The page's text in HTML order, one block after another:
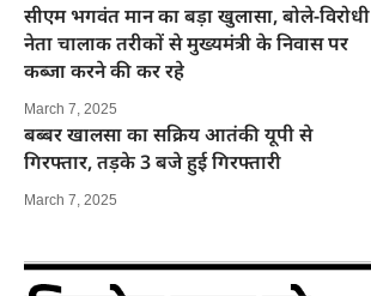
सीएम भगवंत मान का बड़ा खुलासा, बोले-विरोधी
नेता चालाक तरीकों से मुख्यमंत्री के निवास पर
कब्जा करने की कर रहे
March 7, 2025
बब्बर खालसा का सक्रिय आतंकी यूपी से
गिरफ्तार, तड़के 3 बजे हुई गिरफ्तारी
March 7, 2025